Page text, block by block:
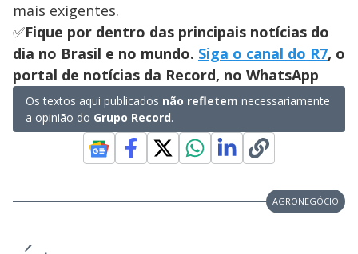
mais exigentes.
✅Fique por dentro das principais notícias do
dia no Brasil e no mundo. Siga o canal do R7, o
portal de notícias da Record, no WhatsApp
Os textos aqui publicados não refletem necessariamente
a opinião do Grupo Record.
AGRONEGÓCIO